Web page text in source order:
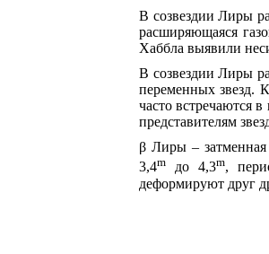
В созвездии Лиры
расширяющаяся
Хаббла выявили
В созвездии Лиры
переменных звезд.
часто встречаются
представителям
β Лиры – затменная
3,4m до 4,3m,
деформируют друг